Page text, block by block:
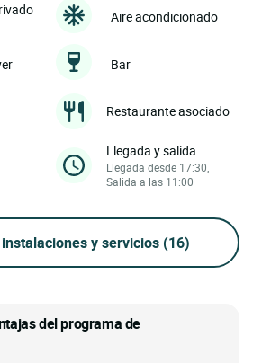
Aire acondicionado
Bar
Restaurante asociado
Llegada y salida
Llegada desde 17:30,
Salida a las 11:00
y servicios (16)
del programa de